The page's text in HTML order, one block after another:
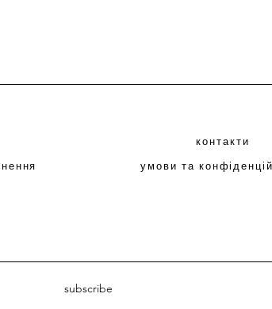
контакти
умови та
subscribe